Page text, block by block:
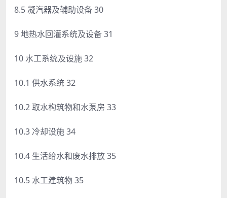
8.5 凝汽器及辅助设备 30
9 地热水回灌系统及设备 31
10 水工系统及设施 32
10.1 供水系统 32
10.2 取水构筑物和水泵房 33
10.3 冷却设施 34
10.4 生活给水和废水排放 35
10.5 水工建筑物 35